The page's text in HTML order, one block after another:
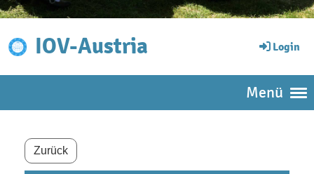
IOV-Austria Login
Menü
Zurück